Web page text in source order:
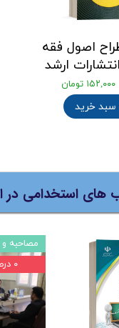
اصول فقه
ارشد
۱۵۲,۰۰۰ تومان
سبد خرید
مصاحبه
۰ درصد
های استخدامی در